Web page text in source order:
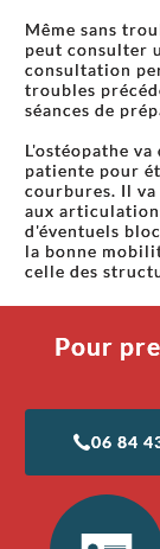
Même sans
peut consulter
consultation
troubles
séances de
L'ostéopathe
patiente pour
courbures. Il
aux
d'éventuels
la bonne
celle des
Pour
06 84